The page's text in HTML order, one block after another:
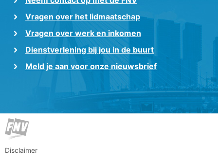
Vragen over het lidmaatschap
Vragen over werk en inkomen
Dienstverlening bij jou in de buurt
Meld je aan voor onze nieuwsbrief
Disclaimer